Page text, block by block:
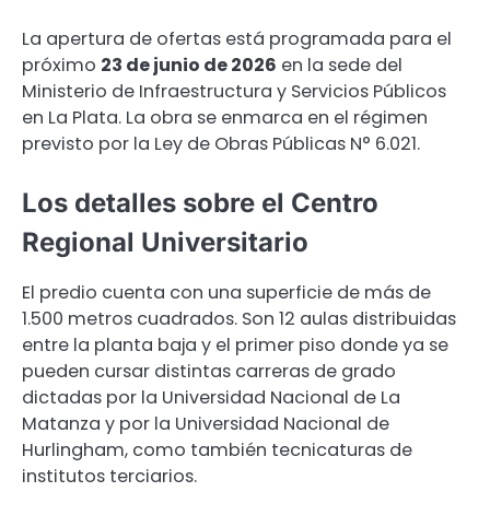
La apertura de ofertas está programada para el
próximo 23 de junio de 2026 en la sede del
Ministerio de Infraestructura y Servicios Públicos
en La Plata. La obra se enmarca en el régimen
previsto por la Ley de Obras Públicas N° 6.021.
Los detalles sobre el Centro
Regional Universitario
El predio cuenta con una superficie de más de
1.500 metros cuadrados. Son 12 aulas distribuidas
entre la planta baja y el primer piso donde ya se
pueden cursar distintas carreras de grado
dictadas por la Universidad Nacional de La
Matanza y por la Universidad Nacional de
Hurlingham, como también tecnicaturas de
institutos terciarios.